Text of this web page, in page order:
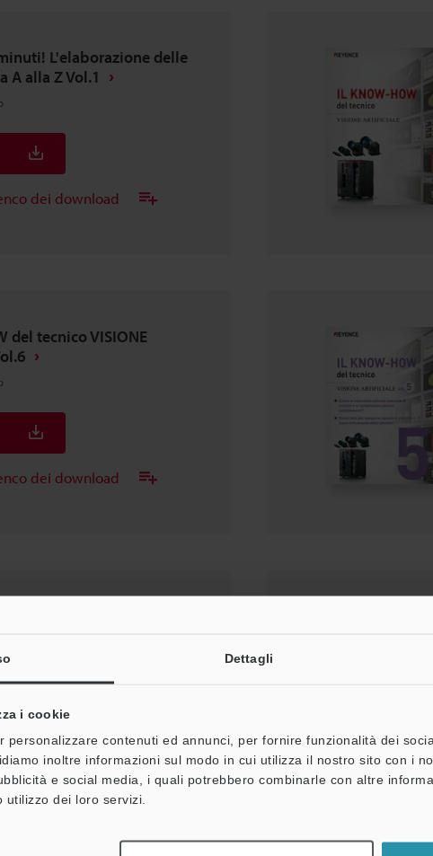
Dettagli
i cookie
personalizzare contenuti ed annunci, per fornire funzionalità dei
inoltre informazioni sul modo in cui utilizza il nostro sito con i
e social media, i quali potrebbero combinarle con altre
utilizzo dei loro servizi.
L'elaborazione delle
A alla Z Vol.1
dei download
del tecnico VISIONE
dei download
dei download